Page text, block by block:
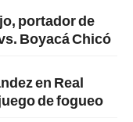
portador de
Boyacá Chicó
en Real
de fogueo